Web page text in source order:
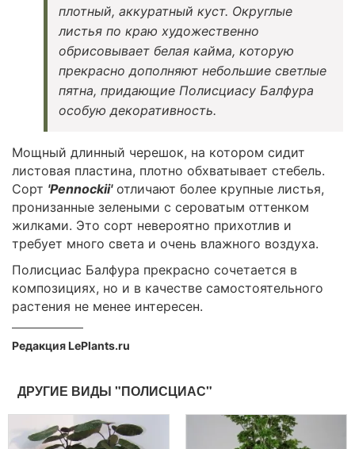
плотный, аккуратный куст. Округлые
листья по краю художественно
обрисовывает белая кайма, которую
прекрасно дополняют небольшие светлые
пятна, придающие Полисциасу Балфура
особую декоративность.
Мощный длинный черешок, на котором сидит
листовая пластина, плотно обхватывает стебель.
Сорт 'Pennockii'отличают более крупные листья,
пронизанные зелеными с сероватым оттенком
жилками. Это сорт невероятно прихотлив и
требует много света и очень влажного воздуха.
Полисциас Балфура прекрасно сочетается в
композициях, но и в качестве самостоятельного
растения не менее интересен.
Редакция LePlants.ru
ДРУГИЕ ВИДЫ "ПОЛИСЦИАС"